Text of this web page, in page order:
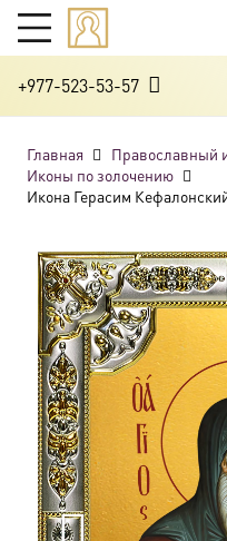
+977-523-53-57
Главная
Православный
Иконы по золочению
Икона Герасим